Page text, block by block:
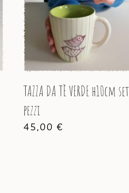
TAZZA DA TÈ VERDE h10cm
pezzi
45,00 €